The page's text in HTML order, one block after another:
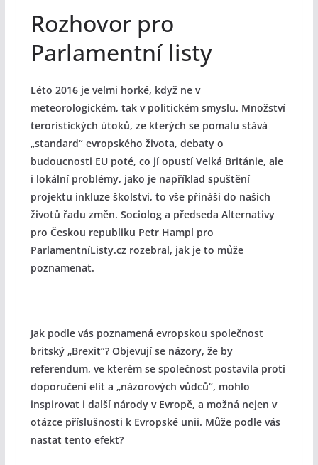
Rozhovor pro
Parlamentní listy
Léto 2016 je velmi horké, když ne v
meteorologickém, tak v politickém smyslu. Množství
teroristických útoků, ze kterých se pomalu stává
„standard“ evropského života, debaty o
budoucnosti EU poté, co jí opustí Velká Británie, ale
i lokální problémy, jako je například spuštění
projektu inkluze školství, to vše přináší do našich
životů řadu změn. Sociolog a předseda Alternativy
pro Českou republiku Petr Hampl pro
ParlamentníListy.cz rozebral, jak je to může
poznamenat.
Jak podle vás poznamená evropskou společnost
britský „Brexit“? Objevují se názory, že by
referendum, ve kterém se společnost postavila proti
doporučení elit a „názorových vůdců“, mohlo
inspirovat i další národy v Evropě, a možná nejen v
otázce příslušnosti k Evropské unii. Může podle vás
nastat tento efekt?